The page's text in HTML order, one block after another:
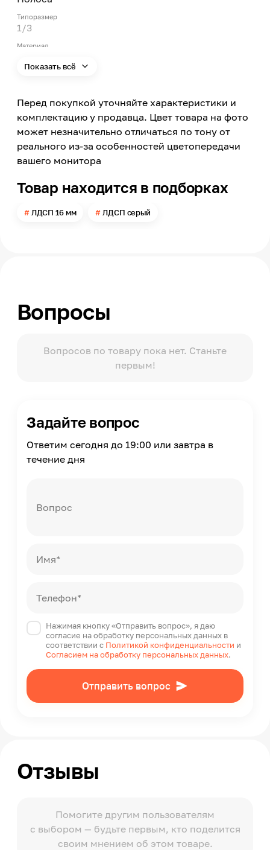
Типоразмер
1/3
Материал
Цвет
Серый
Цвет заявленный производителем
Глиняный серый
Номер цвета
Текстура
Поверхность
Толщина
16
Однотонный, Без рисунка
Страна производства
Россия
Показать всё
Перед покупкой уточняйте характеристики и
комплектацию у продавца. Цвет товара на фото
может незначительно отличаться по тону от
реального из-за особенностей цветопередачи
вашего монитора
Товар находится в подборках
ЛДСП 16 мм ЛДСП серый
Вопросы
Вопросов по товару пока нет. Станьте
первым!
Задайте вопрос
Ответим сегодня до 19:00 или завтра в
течение дня
Вопрос
Имя*
Телефон*
Нажимая кнопку «Отправить вопрос», я даю
согласие на обработку персональных данных в
соответствии с Политикой конфиденциальности и
Согласием на обработку персональных данных.
Отправить вопрос
Отзывы
Помогите другим пользователям
с выбором — будьте первым, кто поделится
своим мнением об этом товаре.